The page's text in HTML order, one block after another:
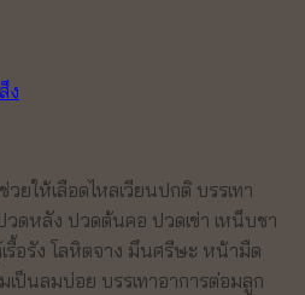
ง
฿.
ยให้เลือดไหลเวียนปกติ บรรเทา
วดหลัง ปวดต้นคอ ปวดเข่า เหน็บชา
เรื้อรัง โลหิตจาง มึนศรีษะ หน้ามืด
เป็นลมบ่อย บรรเทาอาการต่อมลูก